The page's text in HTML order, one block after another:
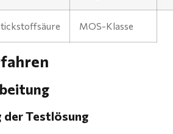
MOS-Klasse
der Testlösung